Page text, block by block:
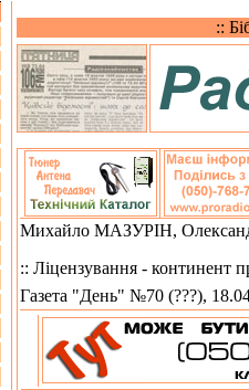
::
Михайло МАЗУРIН,
:: Ліцензування - континент
Газета "День" №70 (???),